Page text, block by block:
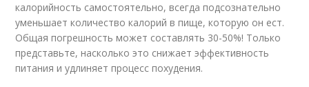
калорийность самостоятельно, всегда подсознательно
уменьшает количество калорий в пище, которую он ест.
Общая погрешность может составлять 30-50%! Только
представьте, насколько это снижает эффективность
питания и удлиняет процесс похудения.